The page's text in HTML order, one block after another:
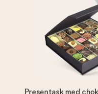
Presentask med